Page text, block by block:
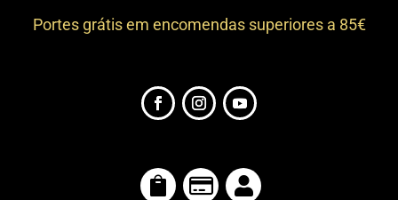
Portes grátis em encomendas superiores a 85€
  